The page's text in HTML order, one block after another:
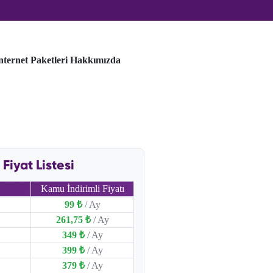
Paketleri Hakkımızda
Fiyat Listesi
Kamu İndirimli Fiyatı
99 ₺ / Ay
261,75 ₺ / Ay
349 ₺ / Ay
399 ₺ / Ay
379 ₺ / Ay